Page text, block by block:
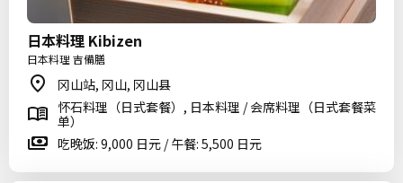
日本料理 Kibizen
日本料理 吉備膳
冈山站, 冈山, 冈山县
怀石料理（日式套餐）, 日本料理 / 会席料理（日式套餐菜
单）
吃晚饭: 9,000 日元 / 午餐: 5,500 日元